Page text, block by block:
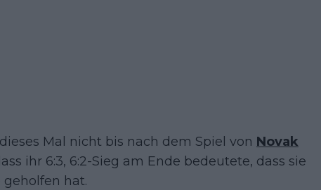
Mal nicht bis nach dem Spiel von Novak
ihr 6:3, 6:2-Sieg am Ende bedeutete, dass sie
hat.